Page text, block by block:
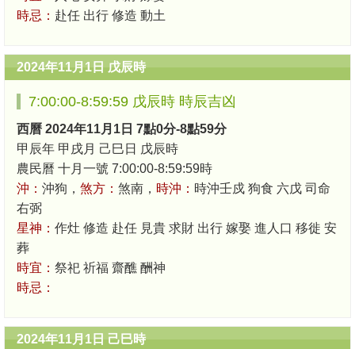
時忌： 赴任 出行 修造 動土
2024年11月1日 戊辰時
7:00:00-8:59:59 戊辰時 時辰吉凶
西曆 2024年11月1日 7點0分-8點59分
甲辰年 甲戌月 己巳日 戊辰時
農民曆 十月一號 7:00:00-8:59:59時
沖： 沖狗， 煞方： 煞南， 時沖： 時沖壬戍 狗食 六戊 司命
右弼
星神： 作灶 修造 赴任 見貴 求財 出行 嫁娶 進人口 移徙 安
葬
時宜： 祭祀 祈福 齋醮 酬神
時忌：
2024年11月1日 己巳時